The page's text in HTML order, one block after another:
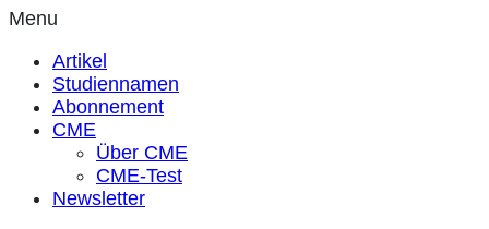
Menu
Artikel
Studiennamen
Abonnement
CME
Über CME
CME-Test
Newsletter